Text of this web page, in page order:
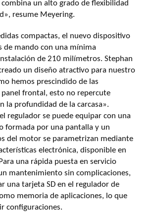
un alto grado de flexibilidad
resume Meyering.
compactas, el nuevo dispositivo
de mando con una mínima
de 210 milímetros. Stephan
un diseño atractivo para nuestro
hemos prescindido de las
panel frontal, esto no repercute
la profundidad de la carcasa».
regulador se puede equipar con una
formada por una pantalla y un
del motor se parametrizan mediante
electrónica, disponible en
una rápida puesta en servicio
mantenimiento sin complicaciones,
una tarjeta SD en el regulador de
memoria de aplicaciones, lo que
configuraciones.